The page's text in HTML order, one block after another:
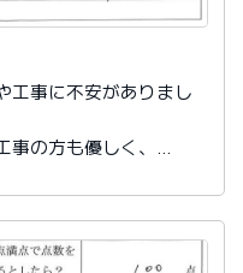
工事に不安がありまし
の方も優しく、
頂きます。